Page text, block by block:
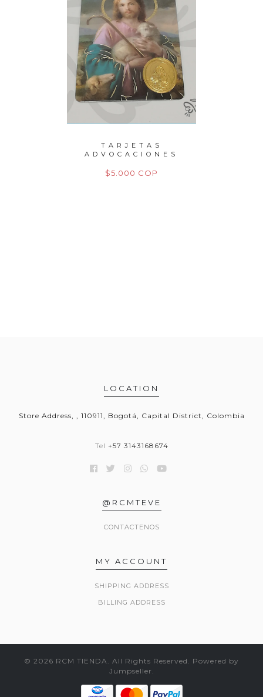
TARJETAS
ADVOCACIONES
$5.000 COP
LOCATION
Store Address, , 110911, Bogotá, Capital District, Colombia
Tel +57 3143168674
@RCMTEVE
CONTACTENOS
MY ACCOUNT
SHIPPING ADDRESS
BILLING ADDRESS
© 2026 RCM TIENDA. All Rights Reserved. Powered by
Jumpseller .